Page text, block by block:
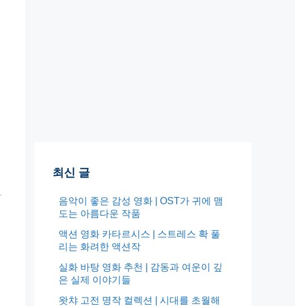
최신 글
음악이 좋은 감성 영화 | OST가 귀에 맴
도는 아름다운 작품
액션 영화 카타르시스 | 스트레스 확 풀
리는 화려한 액션작
실화 바탕 영화 추천 | 감동과 여운이 깊
은 실제 이야기들
왓챠 고전 명작 컬렉션 | 시대를 초월해